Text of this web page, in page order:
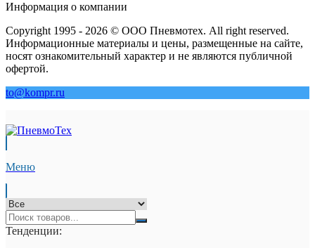
Информация о компании
Copyright 1995 - 2026 © ООО Пневмотех. All right reserved.
Информационные материалы и цены, размещенные на сайте,
носят ознакомительный характер и не являются публичной
офертой.
to@kompr.ru
Меню
Тенденции: